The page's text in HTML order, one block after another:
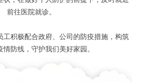
前往医院就诊。
工积极配合政府、公司的防疫措施，构筑
情防线，守护我们美好家园。